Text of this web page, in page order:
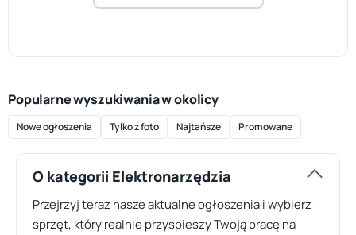
Popularne wyszukiwania w okolicy
Nowe ogłoszenia Tylko z foto Najtańsze Promowane
O kategorii Elektronarzędzia
Przejrzyj teraz nasze aktualne ogłoszenia i wybierz
sprzęt, który realnie przyspieszy Twoją pracę na